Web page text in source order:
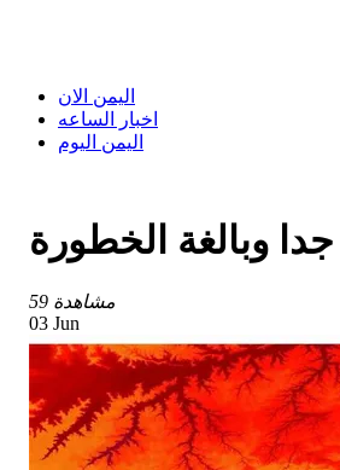
اليمن الان
اخبار الساعه
اليمن اليوم
59 مشاهدة
03 Jun